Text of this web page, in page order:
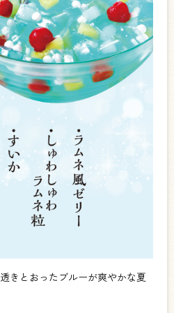
透きとおったブルーが爽やかな夏